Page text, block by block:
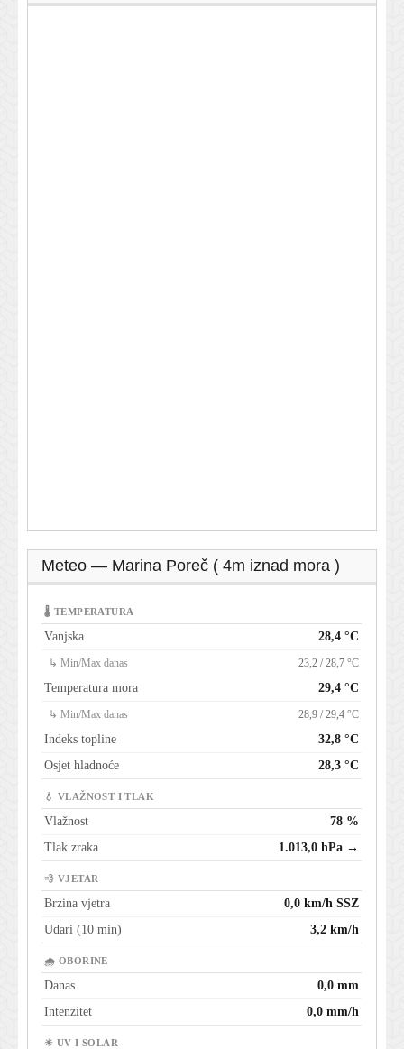
Meteo — Marina Poreč ( 4m iznad mora )
🌡 TEMPERATURA
Vanjska 28,4 °C
↳ Min/Max danas 23,2 / 28,7 °C
Temperatura mora 29,4 °C
↳ Min/Max danas 28,9 / 29,4 °C
Indeks topline
32,8 °C
Osjet hladnoće
28,3 °C
💧 VLAŽNOST I TLAK
Vlažnost
78 %
Tlak zraka
1.013,0 hPa →
💨 VJETAR
Brzina vjetra
0,0 km/h SSZ
Udari (10 min)
3,2 km/h
🌧 OBORINE
Danas
0,0 mm
Intenzitet
0,0 mm/h
☀ UV I SOLAR